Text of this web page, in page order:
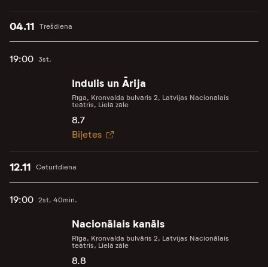
Trešdiena
04.11
19:00 3st.
Indulis un Ārija
Rīga, Kronvalda bulvāris 2, Latvijas Nacionālais
teātris, Lielā zāle
8.7
Biļetes
Ceturtdiena
12.11
19:00 2st. 40min.
Nacionālais kanāls
Rīga, Kronvalda bulvāris 2, Latvijas Nacionālais
teātris, Lielā zāle
8.8